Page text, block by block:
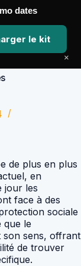
de plus en plus
en
jour les
face à des
sociale
que le
sens, offrant
de trouver
dates
le kit
×